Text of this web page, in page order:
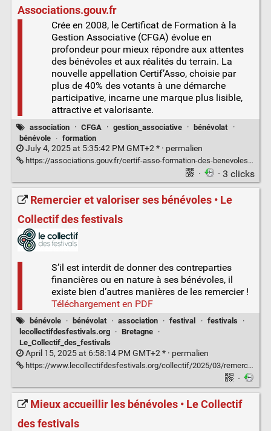
Associations.gouv.fr
Crée en 2008, le Certificat de Formation à la
Gestion Associative (CFGA) évolue en
profondeur pour mieux répondre aux attentes
des bénévoles et aux réalités du terrain. La
nouvelle appellation Certif’Asso, choisie par
plus de 40% des votants à une démarche
participative, incarne une marque plus lisible,
attractive et valorisante.
association · CFGA · gestion_associative · bénévolat
·
bénévole
· formation
July 4, 2025 at 5:35:42 PM GMT+2 * · permalien
https://associations.gouv.fr/certif-asso-formation-des-benevoles.html
· · 3 clicks
Remercier et valoriser ses bénévoles • Le
Collectif des festivals
S’il est interdit de donner des contreparties
financières ou en nature à ses bénévoles, il
existe bien d’autres manières de les remercier !
Téléchargement en PDF
bénévole · bénévolat · association · festival · festivals
·
lecollectifdesfestivals.org
· Bretagne
·
Le_Collectif_des_festivals
April 15, 2025 at 6:58:14 PM GMT+2 * · permalien
https://www.lecollectifdesfestivals.org/collectif/2025/03/remercier-et-valoriser-ses-benevoles/
·
Mieux accueillir les bénévoles • Le Collectif
des festivals